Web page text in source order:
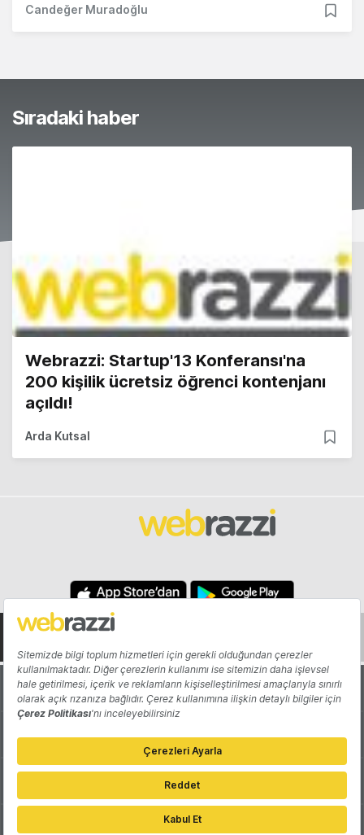
Candeğer Muradoğlu
Sıradaki haber
Webrazzi: Startup'13 Konferansı'na
200 kişilik ücretsiz öğrenci kontenjanı
açıldı!
Arda Kutsal
Hakkında Yazarlar
Katkıda Bulun Reklam